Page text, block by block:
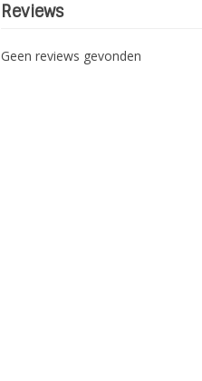
Reviews
Geen reviews gevonden